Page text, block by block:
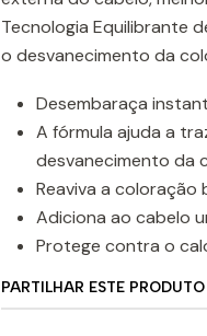
Tecnologia Equilibrante
o desvanecimento da
Desembaraça
A fórmula ajuda a
desvanecimento da
Reaviva a coloração
Adiciona ao cabelo
Protege contra o
PARTILHAR ESTE PRODUTO